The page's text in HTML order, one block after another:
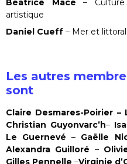
artistique
Daniel Cueff – Mer et littoral
Les autres
sont
Claire Desmares-Poirier
Christian Guyonvarc’h–
Le Guernevé – Gaëlle
Alexandra Guilloré –
Gilles Pennelle –Virginie